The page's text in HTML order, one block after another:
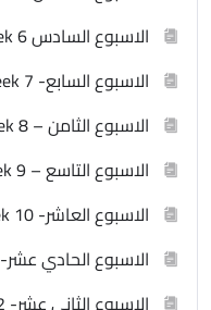
الاسبوع السادس Week 6
الاسبوع السابع- Week 7
الاسبوع الثامن – Week 8
الاسبوع التاسع – Week 9
الاسبوع العاشر- Week 10
الاسبوع الحادي عشر- Week 11
الاسبوع الثاني عشر- Week 12